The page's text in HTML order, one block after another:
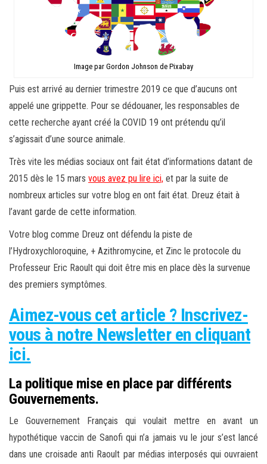
Image par Gordon Johnson de Pixabay
Puis est arrivé au dernier trimestre 2019 ce que d’aucuns ont
appelé une grippette. Pour se dédouaner, les responsables de
cette recherche ayant créé la COVID 19 ont prétendu qu’il
s’agissait d’une source animale.
Très vite les médias sociaux ont fait état d’informations datant de
2015 dès le 15 mars vous avez pu lire ici, et par la suite de
nombreux articles sur votre blog en ont fait état. Dreuz était à
l’avant garde de cette information.
Votre blog comme Dreuz ont défendu la piste de
l’Hydroxychloroquine, + Azithromycine, et Zinc le protocole du
Professeur Eric Raoult qui doit être mis en place dès la survenue
des premiers symptômes.
Aimez-vous cet article ? Inscrivez-
vous à notre Newsletter en cliquant
ici.
La politique mise en place par différents
Gouvernements.
Le Gouvernement Français qui voulait mettre en avant un
hypothétique vaccin de Sanofi qui n’a jamais vu le jour s’est lancé
dans une croisade anti Raoult par médias interposés qui ouvraient